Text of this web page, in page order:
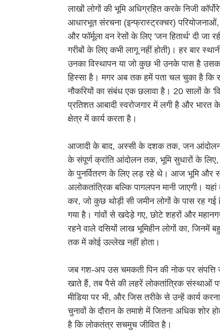
लाखों लोगों की भूमि अधिग्रहित करके निजी
आधारभूत संरचना (इन्फ्रास्ट्रक्चर) परियोजनाओं,
और फॉर्मूला वन रेसों के लिए 'जन हितार्थ' दी जा
गरीबों के लिए कभी लागू नहीं होती)। हर बार
उनका विस्थापन या जो कुछ भी उनके पास है उसका
हिस्सा है। मगर अब तक हमें पता चल चुका है कि
नौकरियों का संबंध एक छलावा है। 20 सालों के
प्रतिशत आबादी स्वरोजगार में लगी है और भारत
क्षेत्र में कार्य करता है।
आजादी के बाद, अस्सी के दशक तक, जन
के संपूर्ण क्रांति आंदोलन तक, भूमि सुधारों के लिए,
के पुनर्वितरण के लिए लड़ रहे थे। आज भूमि और
अलोकतांत्रिक बल्कि पागलपन मानी जाएगी।
कर, जो कुछ थोड़ी सी जमीन लोगों के पास रह
गया है। गांवों से खदेड़े गए, छोटे शहरों और
रहने वाले दसियों लाख भूमिहीन लोगों का, जिनमें
तक में कोई उल्लेख नहीं होता।
जब गश-अप उस चमकती पिन की नोक पर संपत्ति
खाते हैं, तब पैसे की लहरें लोकतांत्रिक संस्थाओं
मीडिया पर भी, और जिस तरीके से उन्हें कार्य
चुनावों के दौरान के तमाशे में जितना अधिक शोर
है कि लोकतंत्र सचमुच जीवित है।